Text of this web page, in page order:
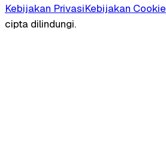
Kebijakan PrivasiKebijakan Cookie
cipta dilindungi.